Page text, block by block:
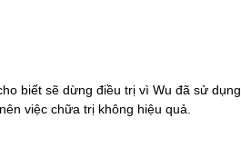
biết sẽ dừng điều trị vì Wu đã sử
việc chữa trị không hiệu quả.